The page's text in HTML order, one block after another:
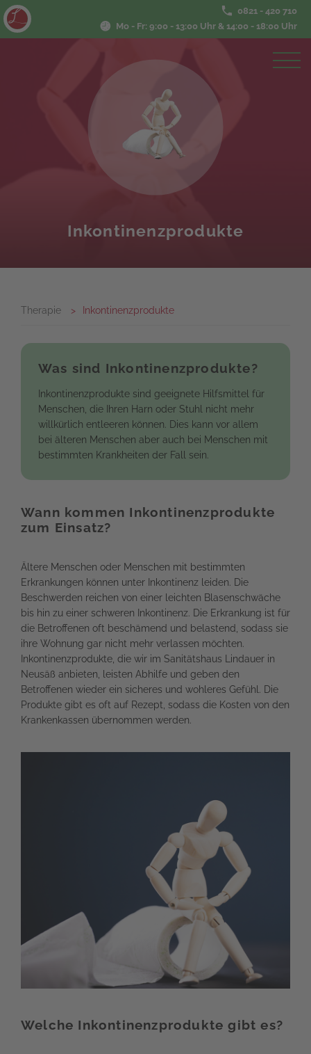
0821 - 420 710
Mo - Fr: 9:00 - 13:00 Uhr & 14:00 - 18:00 Uhr
Inkontinenzprodukte
Therapie Inkontinenzprodukte
Was sind Inkontinenzprodukte?
Inkontinenzprodukte sind geeignete Hilfsmittel für
Menschen, die Ihren Harn oder Stuhl nicht mehr
willkürlich entleeren können. Dies kann vor allem
bei älteren Menschen aber auch bei Menschen mit
bestimmten Krankheiten der Fall sein.
Wann kommen Inkontinenzprodukte
zum Einsatz?
Ältere Menschen oder Menschen mit bestimmten
Erkrankungen können unter Inkontinenz leiden. Die
Beschwerden reichen von einer leichten Blasenschwäche
bis hin zu einer schweren Inkontinenz. Die Erkrankung ist für
die Betroffenen oft beschämend und belastend, sodass sie
ihre Wohnung gar nicht mehr verlassen möchten.
Inkontinenzprodukte, die wir im Sanitätshaus Lindauer in
Neusäß anbieten, leisten Abhilfe und geben den
Betroffenen wieder ein sicheres und wohleres Gefühl. Die
Produkte gibt es oft auf Rezept, sodass die Kosten von den
Krankenkassen übernommen werden.
Welche Inkontinenzprodukte gibt es?